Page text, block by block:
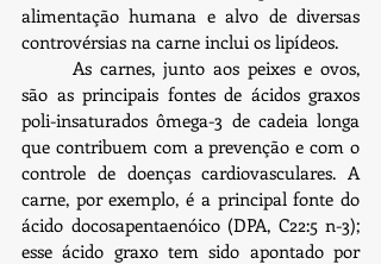
alimentação humana e alvo de diversas
controvérsias na carne inclui os lipídeos.
são as principais fontes de ácidos graxos
poli-insaturados ômega-3 de cadeia longa
que contribuem com a prevenção e com o
controle de doenças cardiovasculares. A
carne, por exemplo, é a principal fonte do
ácido docosapentaenóico (DPA, C22:5 n-3);
esse ácido graxo tem sido apontado por